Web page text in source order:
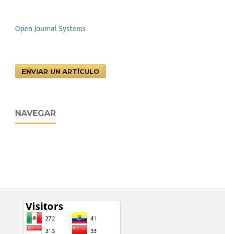
Open Journal Systems
ENVIAR UN ARTÍCULO
NAVEGAR